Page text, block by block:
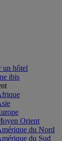
un hôtel
ibis
Orient
du Nord
du Sud